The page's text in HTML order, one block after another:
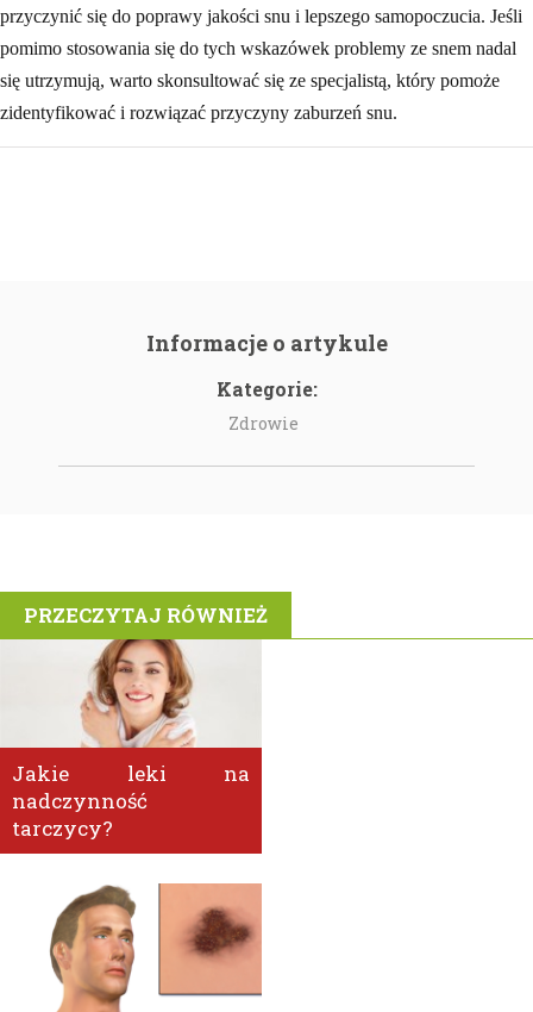
przyczynić się do poprawy jakości snu i lepszego samopoczucia. Jeśli
pomimo stosowania się do tych wskazówek problemy ze snem nadal
się utrzymują, warto skonsultować się ze specjalistą, który pomoże
zidentyfikować i rozwiązać przyczyny zaburzeń snu.
Informacje o artykule
Kategorie:
Zdrowie
PRZECZYTAJ RÓWNIEŻ
Jakie leki na
nadczynność
tarczycy?